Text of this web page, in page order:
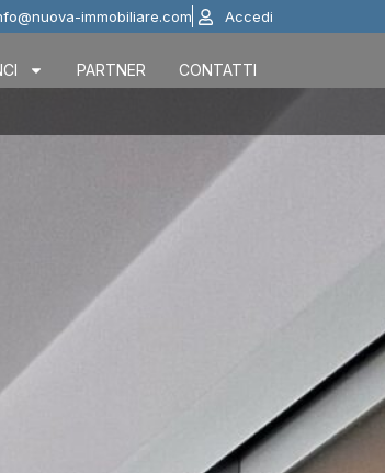
immobiliare.com Accedi
PARTNER CONTATTI